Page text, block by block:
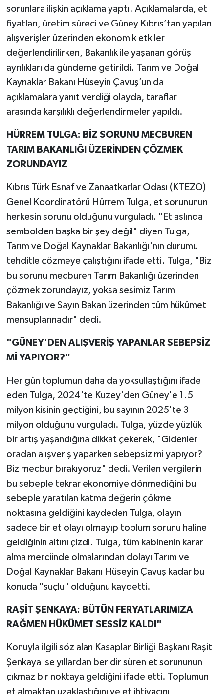
sorunlara ilişkin açıklama yaptı. Açıklamalarda, et
fiyatları, üretim süreci ve Güney Kıbrıs’tan yapılan
alışverişler üzerinden ekonomik etkiler
değerlendirilirken, Bakanlık ile yaşanan görüş
ayrılıkları da gündeme getirildi. Tarım ve Doğal
Kaynaklar Bakanı Hüseyin Çavuş’un da
açıklamalara yanıt verdiği olayda, taraflar
arasında karşılıklı değerlendirmeler yapıldı.
HÜRREM TULGA: BİZ SORUNU MECBUREN
TARIM BAKANLIĞI ÜZERİNDEN ÇÖZMEK
ZORUNDAYIZ
Kıbrıs Türk Esnaf ve Zanaatkarlar Odası (KTEZO)
Genel Koordinatörü Hürrem Tulga, et sorununun
herkesin sorunu olduğunu vurguladı. "Et aslında
sembolden başka bir şey değil" diyen Tulga,
Tarım ve Doğal Kaynaklar Bakanlığı'nın durumu
tehditle çözmeye çalıştığını ifade etti. Tulga, "Biz
bu sorunu mecburen Tarım Bakanlığı üzerinden
çözmek zorundayız, yoksa sesimiz Tarım
Bakanlığı ve Sayın Bakan üzerinden tüm hükümet
mensuplarınadır" dedi.
"GÜNEY'DEN ALIŞVERİŞ YAPANLAR SEBEPSİZ
Mİ YAPIYOR?"
Her gün toplumun daha da yoksullaştığını ifade
eden Tulga, 2024'te Kuzey'den Güney'e 1.5
milyon kişinin geçtiğini, bu sayının 2025'te 3
milyon olduğunu vurguladı. Tulga, yüzde yüzlük
bir artış yaşandığına dikkat çekerek, "Gidenler
oradan alışveriş yaparken sebepsiz mi yapıyor?
Biz mecbur bırakıyoruz" dedi. Verilen vergilerin
bu sebeple tekrar ekonomiye dönmediğini bu
sebeple yaratılan katma değerin çökme
noktasına geldiğini kaydeden Tulga, olayın
sadece bir et olayı olmayıp toplum sorunu haline
geldiğinin altını çizdi. Tulga, tüm kabinenin karar
alma merciinde olmalarından dolayı Tarım ve
Doğal Kaynaklar Bakanı Hüseyin Çavuş kadar bu
konuda "suçlu" olduğunu kaydetti.
RAŞİT ŞENKAYA: BÜTÜN FERYATLARIMIZA
RAĞMEN HÜKÜMET SESSİZ KALDI"
Konuyla ilgili söz alan Kasaplar Birliği Başkanı Raşit
Şenkaya ise yıllardan beridir süren et sorununun
çıkmaz bir noktaya geldiğini ifade etti. Toplumun
et almaktan uzaklaştığını ve et ihtiyacını